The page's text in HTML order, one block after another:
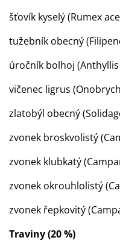
šťovík kyselý (Rumex
tužebník obecný
úročník bolhoj (Anthyllis
vičenec ligrus
zlatobýl obecný
zvonek broskvolistý
zvonek klubkatý
zvonek okrouhlolistý
zvonek řepkovitý
Traviny (20 %)